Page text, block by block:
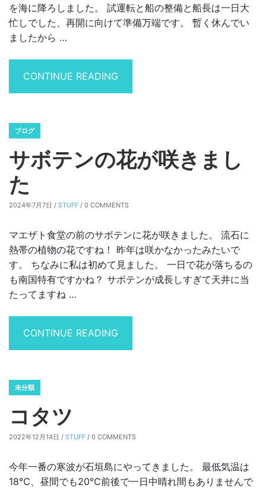
を海に降ろしました。 試運転と船の整備と船長は一日大
忙しでした、再開に向けて準備万端です。 暫く休んでい
ましたから …
CONTINUE READING
ブログ
サボテンの花が咲きまし
た
2024年7月7日 / STUFF / 0 COMMENTS
マエザト食堂の前のサボテンに花が咲きました。 流石に
熱帯の植物の花ですね！ 昨年は咲かなかったみたいで
す。 ちなみに私は初めて見ました。 一日で花が落ちるの
も南国特有ですかね？ サボテンが成長しすぎて天井に当
たってますね …
CONTINUE READING
未分類
コタツ
2022年12月14日 / STUFF / 0 COMMENTS
今年一番の寒波が石垣島にやってきました。 最低気温は
18℃、昼間でも20℃前後で一日中晴れ間もありませんで